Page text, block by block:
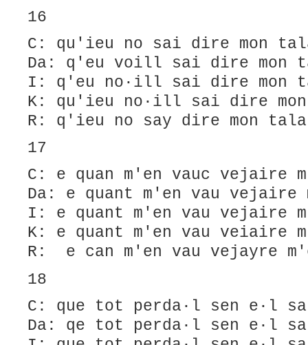
16
C: qu'ieu no sai dire mon
Da: q'eu voill sai dire mon
I: q'eu no·ill sai dire mon
K: qu'ieu no·ill sai dire
R: q'ieu no say dire mon
17
C: e quan m'en vauc vejaire
Da: e quant m'en vau vejaire
I: e quant m'en vau vejaire
K: e quant m'en vau veiaire
R: e can m'en vau vejayre
18
C: que tot perda·l sen e·l
Da: qe tot perda·l sen e·l